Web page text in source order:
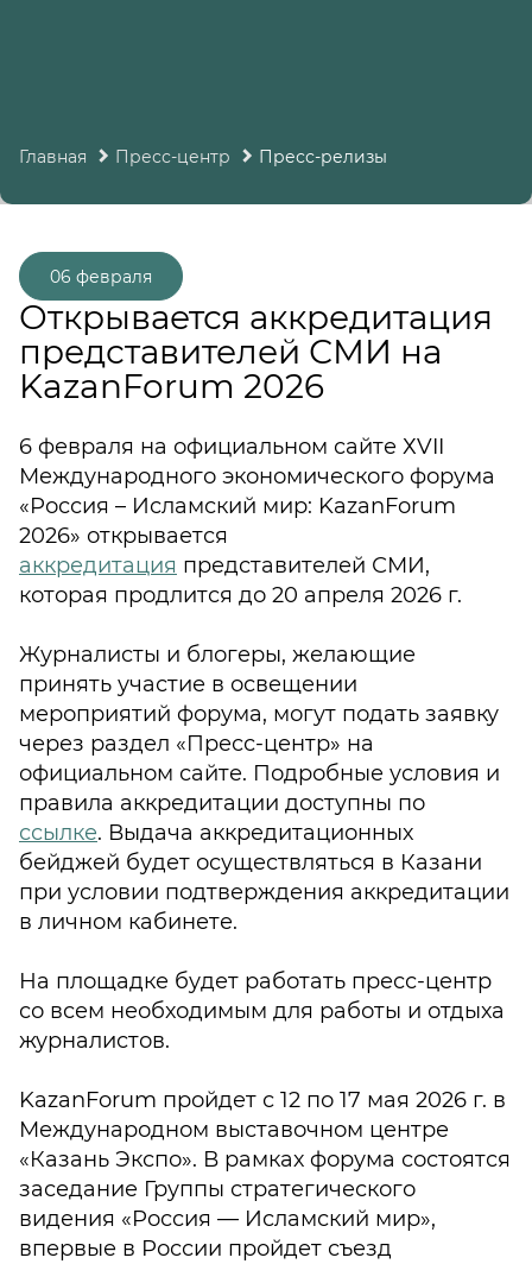
Главная Пресс-центр Пресс-релизы
Открывается аккредитация
представителей СМИ на
KazanForum 2026
06 февраля
6 февраля на официальном сайте ХVII
Международного экономического форума
«Россия – Исламский мир: KazanForum
2026» открывается
аккредитация представителей СМИ,
которая продлится до 20 апреля 2026 г.
Журналисты и блогеры, желающие
принять участие в освещении
мероприятий форума, могут подать заявку
через раздел «Пресс-центр» на
официальном сайте. Подробные условия и
правила аккредитации доступны по
ссылке. Выдача аккредитационных
бейджей будет осуществляться в Казани
при условии подтверждения аккредитации
в личном кабинете.
На площадке будет работать пресс-центр
со всем необходимым для работы и отдыха
журналистов.
KazanForum пройдет с 12 по 17 мая 2026 г. в
Международном выставочном центре
«Казань Экспо». В рамках форума состоятся
заседание Группы стратегического
видения «Россия — Исламский мир»,
впервые в России пройдет съезд